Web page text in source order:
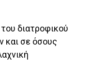
διατροφικού
και σε όσους